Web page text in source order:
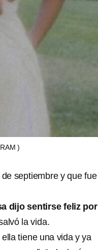
)
septiembre y que fue
dijo sentirse feliz por
la vida.
tiene una vida y ya